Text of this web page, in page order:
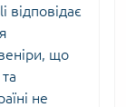
що
не